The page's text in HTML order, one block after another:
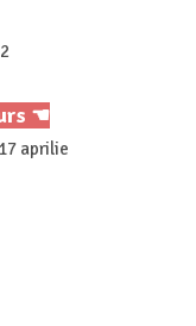
☚
aprilie